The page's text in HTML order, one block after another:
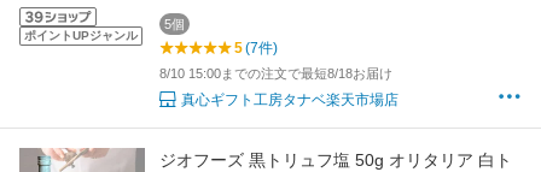
ポイントUPジャンル
5個
5(7件)
8/10 15:00までの注文で最短8/18お届け
真心ギフト工房タナベ楽天市場店
ジオフーズ 黒トリュフ塩 50g オリタリア 白ト